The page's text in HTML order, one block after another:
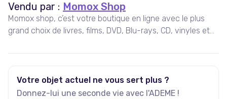
Vendu par : Momox Shop
Momox shop, c’est votre boutique en ligne avec le plus
grand choix de livres, films, DVD, Blu-rays, CD, vinyles et
momox-shop.fr, c’est avant tout une philosophie, celle de
affaires inutilisées.
Votre objet actuel ne vous sert plus ?
Donnez-lui une seconde vie avec l'ADEME !